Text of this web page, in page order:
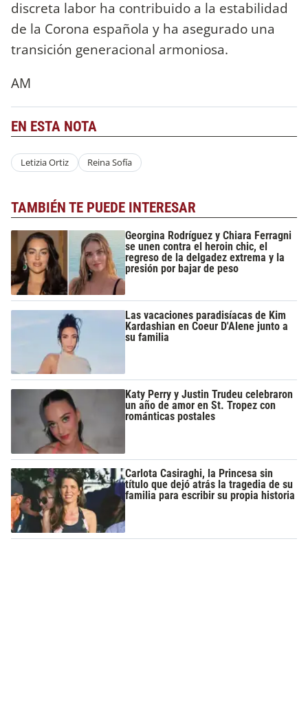
discreta labor ha contribuido a la estabilidad
de la Corona española y ha asegurado una
transición generacional armoniosa.
AM
EN ESTA NOTA
Letizia Ortiz Reina Sofía
TAMBIÉN TE PUEDE INTERESAR
Georgina Rodríguez y Chiara Ferragni
se unen contra el heroin chic, el
regreso de la delgadez extrema y la
presión por bajar de peso
Las vacaciones paradisíacas de Kim
Kardashian en Coeur D'Alene junto a
su familia
Katy Perry y Justin Trudeu celebraron
un año de amor en St. Tropez con
románticas postales
Carlota Casiraghi, la Princesa sin
título que dejó atrás la tragedia de su
familia para escribir su propia historia